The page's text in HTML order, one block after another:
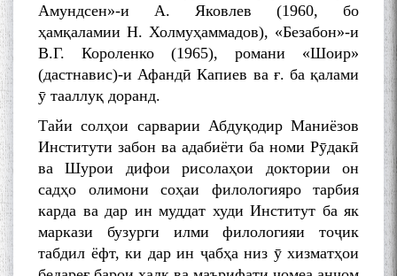
Амундсен»-и А. Яковлев (1960, бо
ҳамқаламии Н. Холмуҳаммадов), «Безабон»-и
В.Г. Короленко (1965), романи «Шоир»
(дастнавис)-и Афандӣ Капиев ва ғ. ба қалами
ӯ тааллуқ доранд.
Тайи солҳои сарварии Абдуқодир Маниёзов
Институти забон ва адабиёти ба номи Рӯдакӣ
ва Шурои дифои рисолаҳои доктории он
садҳо олимони соҳаи филологияро тарбия
карда ва дар ин муддат худи Институт ба як
маркази бузурги илми филологияи тоҷик
табдил ёфт, ки дар ин ҷабҳа низ ӯ хизматҳои